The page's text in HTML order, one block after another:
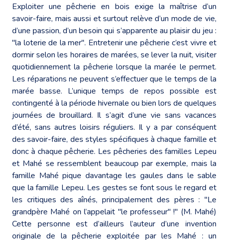
Exploiter une pêcherie en bois exige la maîtrise d’un
savoir-faire, mais aussi et surtout relève d’un mode de vie,
d’une passion, d’un besoin qui s’apparente au plaisir du jeu :
"la loterie de la mer". Entretenir une pêcherie c’est vivre et
dormir selon les horaires de marées, se lever la nuit, visiter
quotidiennement la pêcherie lorsque la marée le permet.
Les réparations ne peuvent s’effectuer que le temps de la
marée basse. L’unique temps de repos possible est
contingenté à la période hivernale ou bien lors de quelques
journées de brouillard. Il s’agit d’une vie sans vacances
d’été, sans autres loisirs réguliers. Il y a par conséquent
des savoir-faire, des styles spécifiques à chaque famille et
donc à chaque pêcherie. Les pêcheries des familles Lepeu
et Mahé se ressemblent beaucoup par exemple, mais la
famille Mahé pique davantage les gaules dans le sable
que la famille Lepeu. Les gestes se font sous le regard et
les critiques des aînés, principalement des pères : "Le
grandpère Mahé on l’appelait "le professeur" !" (M. Mahé)
Cette personne est d’ailleurs l’auteur d’une invention
originale de la pêcherie exploitée par les Mahé : un